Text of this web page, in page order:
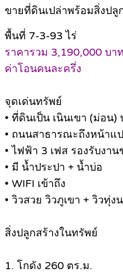
ขายที่ดินเปล่าพร้อมสิ่งปลู
พื้นที่ 7-3-93 ไร่
ราคารวม 3,190,000 บาท
ค่าโอนคนละครึ่ง
จุดเด่นทรัพย์
• ที่ดินเป็น เนินเขา (ม่อน
• ถนนสาธารณะถึงหน้าแ
• ไฟฟ้า 3 เฟส รองรับงา
• มี น้ำประปา + น้ำบ่อ
• WIFI เข้าถึง
• วิวสวย วิวภูเขา + วิวทุ่ง
สิ่งปลูกสร้างในทรัพย์
1. โกดัง 260 ตร.ม.